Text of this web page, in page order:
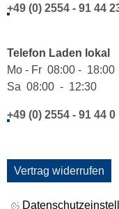
+49 (0) 2554 - 91 44
Telefon Laden lokal
Mo - Fr 08:00 - 18:00
Sa 08:00 - 12:30
+49 (0) 2554 - 91 44 0
Vertrag widerrufen